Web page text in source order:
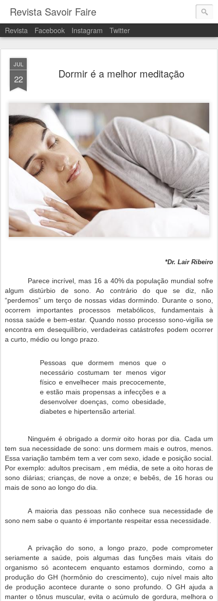
Revista Savoir Faire
Revista Facebook Instagram Twitter
JUL
22 Dormir é a melhor meditação
*Dr. Lair Ribeiro
Parece incrível mas16 a 40% da população mundial sofre
algum
distúrbio desono . Ao contráriodo quese diz, não
“perdemos” um terço de nossas vidasdormindo. Duranteosono
ocorrem importantes processos metabólicos, fundamentaisà
nossa saúde e bem-estar. Quando nosso processosono-vigília se
encontra em desequilíbrio, verdadeirascatástrofes podemocorrer
a curto médio ou longo prazo
Pessoas quedormem menos que o
necessário costumamter menos vigor
físico eenvelhecer mais precocemente,
e estão maispropensas a infecçõese a
desenvolver doenças como obesidade,
diabetes e hipertensão arterial.
Ninguém éobrigado a dormir oito horas por dia Cada um
tem sua necessidade de sono: uns dormem maise outros, menos
Essa variaçãotambém tem a ver com sexo idade e posição social
Por exemplo: adultosprecisam ,em média , de sete a oito horasde
sono diárias; crianças, de nove a onze; e bebês , de 16 horas ou
mais de sono ao longo do dia
A maioria das pessoas nãoconhece sua necessidade de
sono nem sabe o quanto é importante respeitar essa necessidade
A privaçãodo sono, a longo prazo , podecomprometer
seriamente a saúde, pois algumas dasfunções mais vitaisdo
organismo sóacontecem enquantoestamos dormindo,como a
produção do GH (hormônio do crescimento), cujo nível mais alto
de produção acontece durante o sono profundo . O GH ajuda a
manter o tônus muscular, evita oacúmulo de gordura melhora o